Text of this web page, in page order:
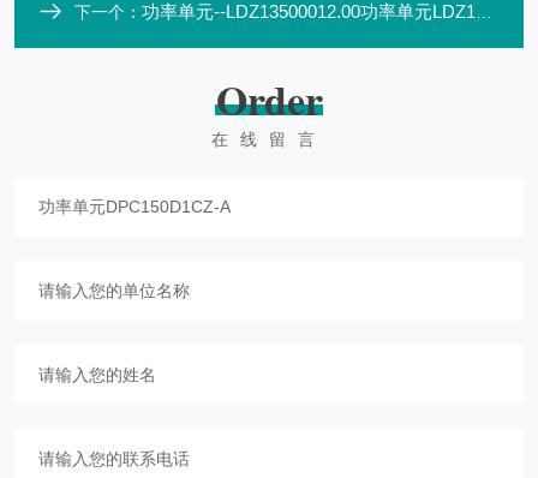
下一个： 功率单元--LDZ13500012.00功率单元LDZ13500012.00
Order
在线留言